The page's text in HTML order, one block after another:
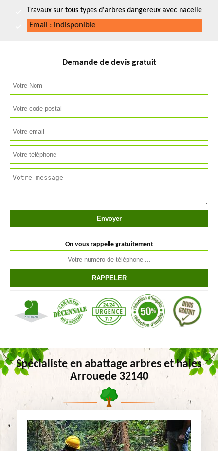
Travaux sur tous types d'arbres dangereux avec nacelle
Email : indisponible
Demande de devis gratuit
On vous rappelle gratuitement
Spécialiste en abattage arbres et haies
Arrouede 32140